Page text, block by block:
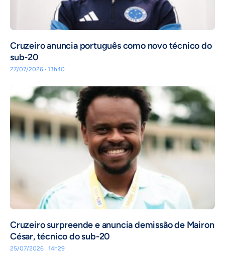
Cruzeiro anuncia português como novo técnico do
sub-20
27/07/2026 · 13h40
Cruzeiro surpreende e anuncia demissão de Mairon
César, técnico do sub-20
25/07/2026 · 14h29